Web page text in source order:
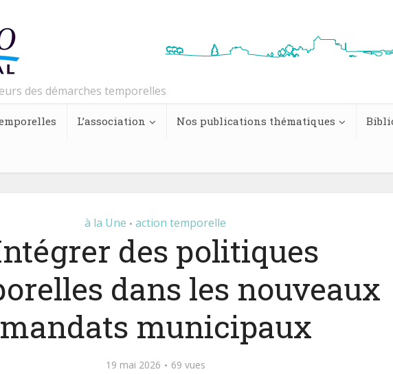
des démarches temporelles
L’association Nos publications thématiques
à la Une • action temporelle
des politiques
dans les nouveaux
mandats municipaux
19 mai 2026 69 vues